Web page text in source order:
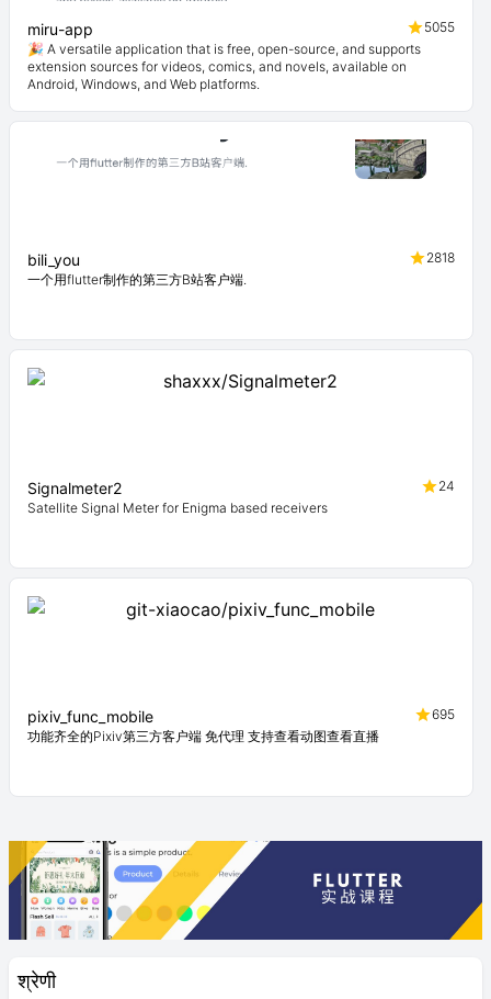
श्रेणी
miru-app
5055
🎉 A versatile application that is free, open-source, and supports
extension sources for videos, comics, and novels, available on
Android, Windows, and Web platforms.
bili_you
2818
一个用flutter制作的第三方B站客户端.
Signalmeter2
24
Satellite Signal Meter for Enigma based receivers
pixiv_func_mobile
695
功能齐全的Pixiv第三方客户端 免代理 支持查看动图查看直播